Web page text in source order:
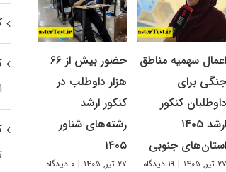
اعمال سهمیه مناطق
جنگی برای
داوطلبان کنکور
ارشد ۱۴۰۵
استان‌های جنوبی
۲۷ تیر, ۱۴۰۵ | ۱۹ دیدگاه
حضور بیش از ۶۶
هزار داوطلب در
کنکور ارشد
رشته‌های شناور
۱۴۰۵
۲۷ تیر, ۱۴۰۵ | ۰ دیدگاه